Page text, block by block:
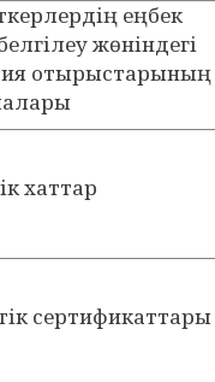
еңбек
жөніндегі
отырыстарының
хаттар
сертификаттары